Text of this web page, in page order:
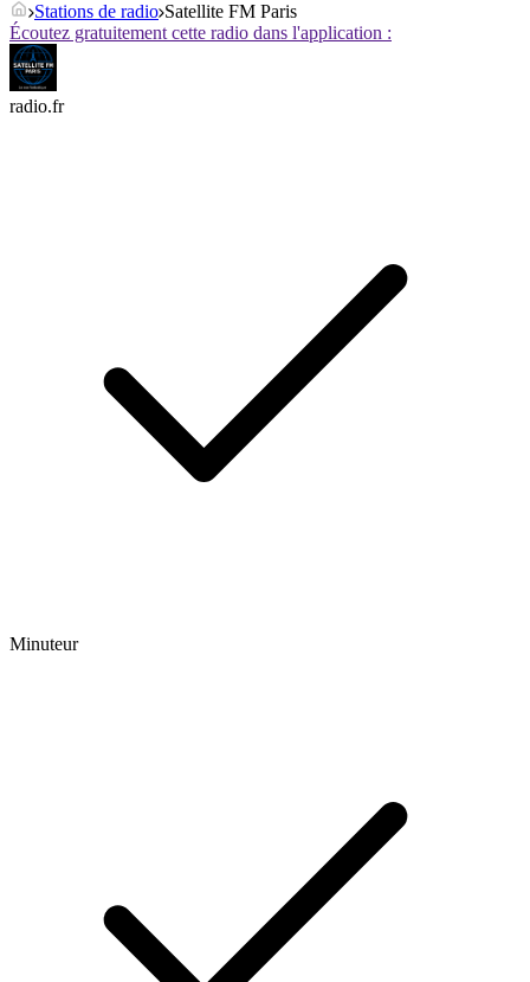
Stations de radio Satellite FM Paris
Écoutez gratuitement cette radio dans l'application :
radio.fr
Minuteur